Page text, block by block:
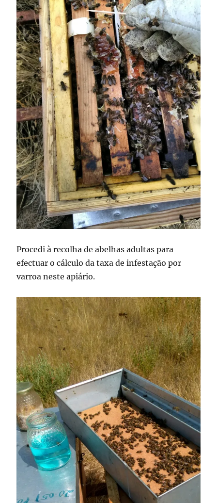
Procedi à recolha de abelhas adultas para
efectuar o cálculo da taxa de infestação por
varroa neste apiário.